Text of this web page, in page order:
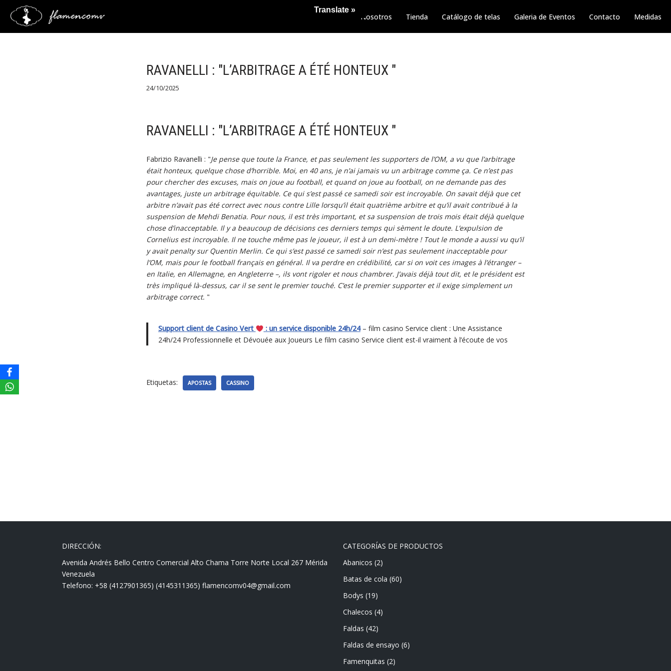
Saltar
Nosotros Tienda Catálogo de telas Galeria de Eventos Contacto Medidas
RAVANELLI : "L’ARBITRAGE A ÉTÉ HONTEUX "
24/10/2025
RAVANELLI : "L’ARBITRAGE A ÉTÉ HONTEUX "
Fabrizio Ravanelli : "Je pense que toute la France, et pas seulement les supporters de l’OM, a vu que l’arbitrage
était honteux, quelque chose d’horrible. Moi, en 40 ans, je n’ai jamais vu un arbitrage comme ça. Ce n’est pas
pour chercher des excuses, mais on joue au football, et quand on joue au football, on ne demande pas des
avantages, juste un arbitrage équitable. Ce qui s’est passé ce samedi soir est incroyable. On savait déjà que cet
arbitre n’avait pas été correct avec nous contre Lille lorsqu’il était quatrième arbitre et qu’il avait contribué à la
suspension de Mehdi Benatia. Pour nous, il est très important, et sa suspension de trois mois était déjà quelque
chose d’inacceptable. Il y a beaucoup de décisions ces derniers temps qui sèment le doute. L’expulsion de
Cornelius est incroyable. Il ne touche même pas le joueur, il est à un demi-mètre ! Tout le monde a aussi vu qu’il
y avait penalty sur Quentin Merlin. Ce qui s’est passé ce samedi soir n’est pas seulement inacceptable pour
l’OM, mais pour le football français en général. Il va perdre en crédibilité, car si on voit ces images à l’étranger –
en Italie, en Allemagne, en Angleterre –, ils vont rigoler et nous chambrer. J’avais déjà tout dit, et le président est
très impliqué là-dessus, car il se sent le premier touché. C’est le premier supporter et il exige simplement un
arbitrage correct. "
Support client de Casino Vert : un service disponible 24h/24– film casino Service client : Une Assistance
24h/24 Professionnelle et Dévouée aux Joueurs Le film casino Service client est-il vraiment à l’écoute de vos
Etiquetas: APOSTAS CASSINO
DIRECCIÓN:
Avenida Andrés Bello Centro Comercial Alto Chama Torre Norte Local 267 Mérida
Venezuela
Telefono: +58 (4127901365) (4145311365) flamencomv04@gmail.com
CATEGORÍAS DE PRODUCTOS
Abanicos (2)
Batas de cola (60)
Bodys (19)
Chalecos (4)
Faldas (42)
Faldas de ensayo (6)
Famenquitas (2)
Translate »